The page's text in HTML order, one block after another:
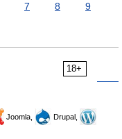
7 8
9
18+
Joomla,
Drupal,